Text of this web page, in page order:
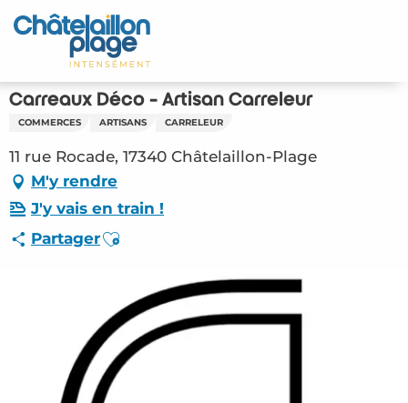
Aller
au
principal
Accueil
Découvrir
Activités
A vivre
Rendez-vous
Espace Pro
Carreaux Déco - Artisan Carreleur
COMMERCES ARTISANS CARRELEUR
11 rue Rocade, 17340 Châtelaillon-Plage
M'y rendre
J'y vais en train !
PartagerAjouter aux favoris